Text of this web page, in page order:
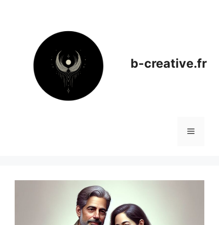
b-creative.fr
Menu